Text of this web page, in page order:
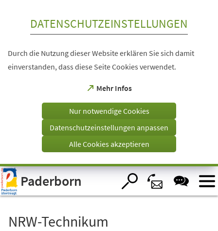
Visuelle
Assistenzsoftware
öffnen.
DATENSCHUTZEINSTELLUNGEN
Durch die Nutzung dieser Website erklären Sie sich damit
einverstanden, dass diese Seite Cookies verwendet.
Mehr Infos
(Öffnet
einem
Tab)
Nur notwendige Cookies
Datenschutzeinstellungen anpassen
Alle Cookies akzeptieren
Paderborn
NRW-Technikum